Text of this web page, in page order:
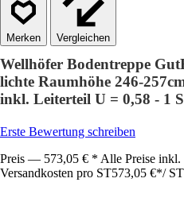
Vergleichen
Wellhöfer Bodentreppe
lichte Raumhöhe 246-
inkl. Leiterteil U = 0,58 - 1
Erste Bewertung schreiben
Preis — 573,05 € * Alle Preise
Versandkosten pro ST573,05 €*/ ST